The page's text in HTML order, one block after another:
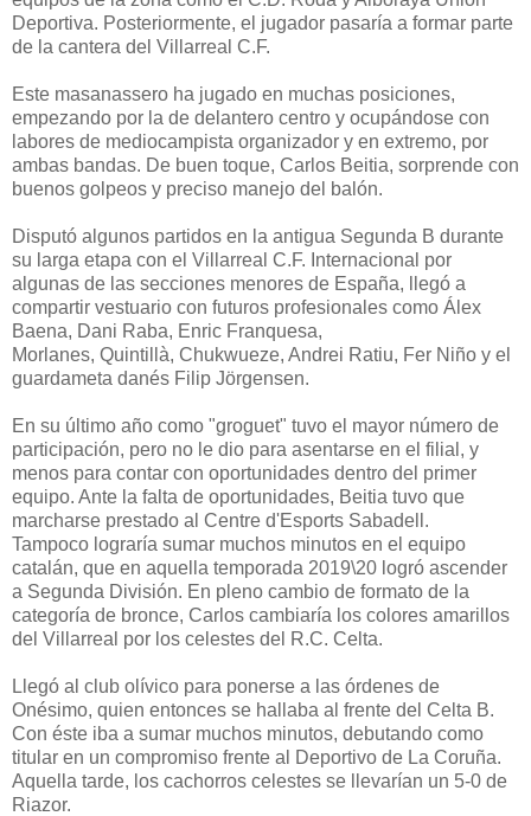
Deportiva. Posteriormente, el jugador pasaría a formar parte
de la cantera del Villarreal C.F.
Este masanassero ha jugado en muchas posiciones,
empezando por la de delantero centro y ocupándose con
labores de mediocampista organizador y en extremo, por
ambas bandas. De buen toque, Carlos Beitia, sorprende con
buenos golpeos y preciso manejo del balón.
Disputó algunos partidos en la antigua Segunda B durante
su larga etapa con el Villarreal C.F. Internacional por
algunas de las secciones menores de España, llegó a
compartir vestuario con futuros profesionales como Álex
Baena, Dani Raba, Enric Franquesa,
Morlanes, Quintillà, Chukwueze, Andrei Ratiu, Fer Niño y el
guardameta danés Filip Jörgensen.
En su último año como "groguet" tuvo el mayor número de
participación, pero no le dio para asentarse en el filial, y
menos para contar con oportunidades dentro del primer
equipo. Ante la falta de oportunidades, Beitia tuvo que
marcharse prestado al Centre d'Esports Sabadell.
Tampoco lograría sumar muchos minutos en el equipo
catalán, que en aquella temporada 2019\20 logró ascender
a Segunda División. En pleno cambio de formato de la
categoría de bronce, Carlos cambiaría los colores amarillos
del Villarreal por los celestes del R.C. Celta.
Llegó al club olívico para ponerse a las órdenes de
Onésimo, quien entonces se hallaba al frente del Celta B.
Con éste iba a sumar muchos minutos, debutando como
titular en un compromiso frente al Deportivo de La Coruña.
Aquella tarde, los cachorros celestes se llevarían un 5-0 de
Riazor.